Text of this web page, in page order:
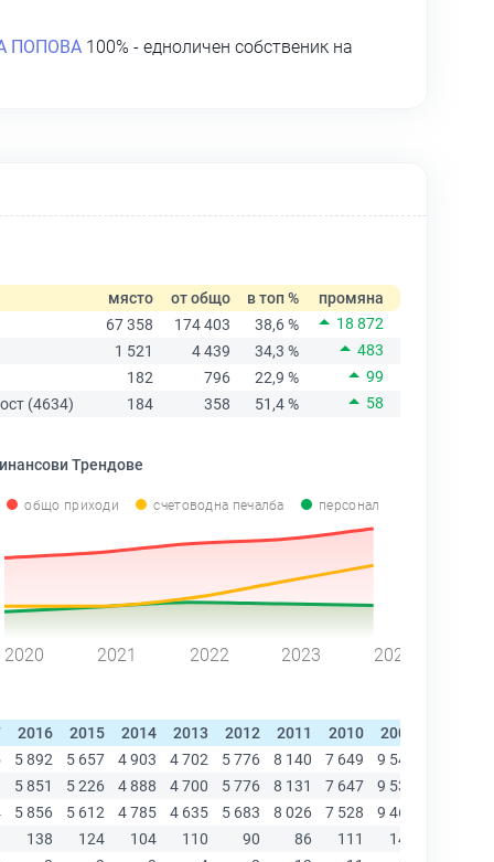
ПОПОВА 100% - едноличен собственик на
място от общо в топ %
промяна
67 358
174 403 38,6 %
18 872
1 521
4 439 34,3 %
483
182
796 22,9 %
99
(4634)
184 358 51,4 % 58
Трендове
общо приходи счетоводна печалба персонал
2020 2021 2022 2023 2024
2016 2015 2014 2013 2012 2011 2010 2009